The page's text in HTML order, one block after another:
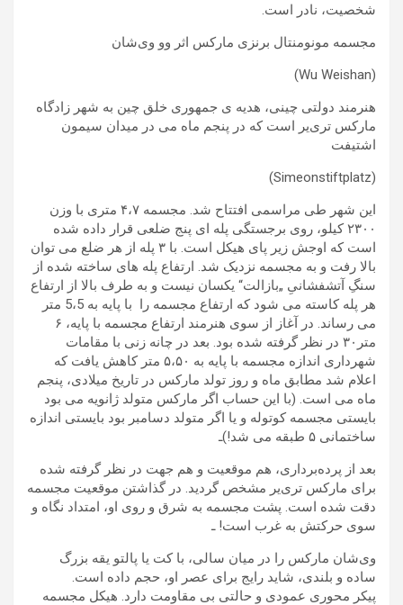
شخصیت، نادر است.
مجسمه مونومنتال برنزی مارکس اثر وو وی‌شان
(Wu Weishan)
هنرمند دولتی چینی، هدیه ی جمهوری خلق چین به شهر زادگاه
مارکس تری‌یر است که در پنجم ماه می در میدان سیمون
اشتیفت
(Simeonstiftplatz)
این شهر طی مراسمی افتتاح شد. مجسمه ۴،۷ متری با وزن
۲۳۰۰ کیلو، روی برجستگی پله ای پنج ضلعی قرار داده شده
است که اوجش زیر پای هیکل است. با ۳ پله از هر ضلع می توان
بالا رفت و به مجسمه نزدیک شد. ارتفاع پله های ساخته شده از
سنگِ آتشفشانیِ „بازالت“ یکسان نیست و به طرف بالا از ارتفاع
هر پله کاسته می شود که ارتفاع مجسمه را با پایه به 5،5 متر
می رساند. در آغاز از سوی هنرمند ارتفاع مجسمه با پایه، ۶
متر۳۰ در نظر گرفته شده بود. بعد در چانه زنی با مقامات
شهرداری اندازه مجسمه با پایه به ۵،۵۰ متر کاهش یافت که
اعلام شد مطابق ماه و روز تولد مارکس در تاریخ میلادی، پنجم
ماه می است. (با این حساب اگر مارکس متولد ژانویه می بود
بایستی مجسمه کوتوله و یا اگر متولد دسامبر بود بایستی اندازه
ساختمانی ۵ طبقه می شد!)ـ
بعد از پرده‌برداری، هم موقعیت و هم جهت در نظر گرفته شده
برای مارکس تری‌یر مشخص گردید. در گذاشتن موقعیت مجسمه
دقت شده است. پشت مجسمه به شرق و روی او، امتداد نگاه و
سوی حرکتش به غرب است! ـ
وی‌شان مارکس را در میان سالی، با کت یا پالتو یقه بزرگ
ساده و بلندی، شاید رایج برای عصر او، حجم داده است.
پیکر محوری عمودی و حالتی بی مقاومت دارد. هیکل مجسمه